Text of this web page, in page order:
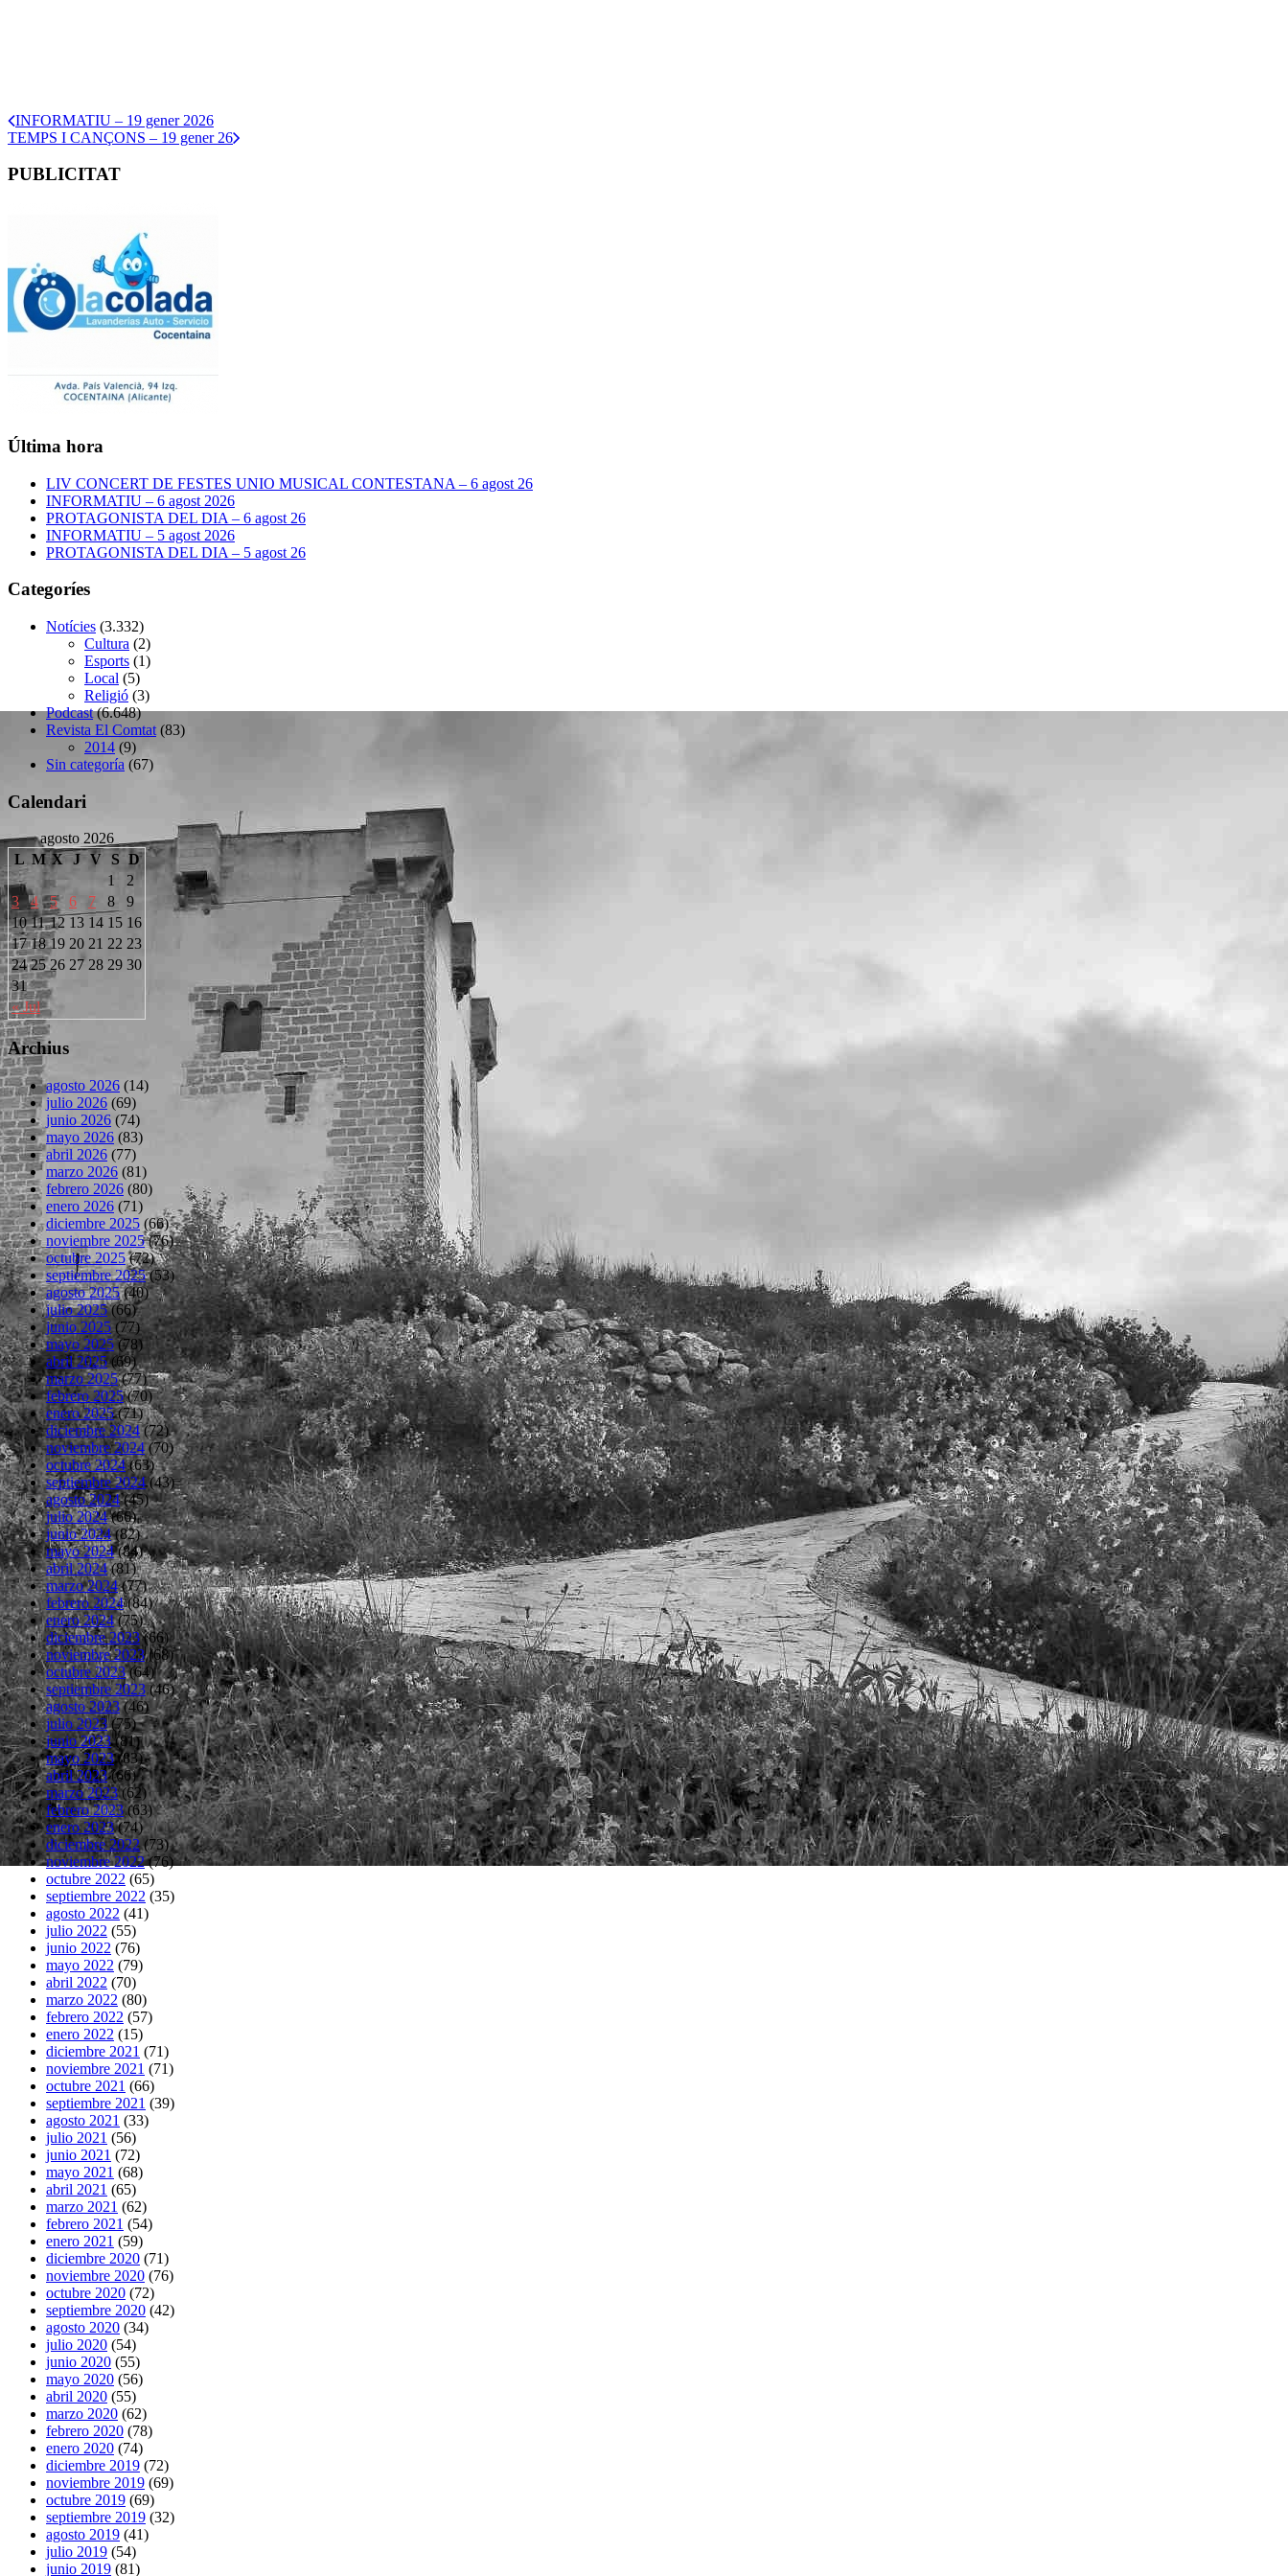
INFORMATIU – 19 gener 2026
TEMPS I CANÇONS – 19 gener 26
PUBLICITAT
Última hora
LIV CONCERT DE FESTES UNIO MUSICAL CONTESTANA – 6 agost 26
INFORMATIU – 6 agost 2026
PROTAGONISTA DEL DIA – 6 agost 26
INFORMATIU – 5 agost 2026
PROTAGONISTA DEL DIA – 5 agost 26
Categoríes
Notícies (3.332)
Cultura (2)
Esports (1)
Local (5)
Religió (3)
Podcast(6.648)
Revista El Comtat (83)
2014 (9)
Sin categoría (67)
Calendari
agosto 2026
L M X J V S D
« Jul
1
2
3
4 5 6 7 8
9
10 11 12 13 14 15 16
17 18 19 20 21 22 23
24 25 26 27 28 29 30
31
Archius
agosto 2026 (14)
julio 2026 (69)
junio 2026 (74)
mayo 2026 (83)
abril 2026 (77)
marzo 2026 (81)
febrero 2026 (80)
enero 2026 (71)
diciembre 2025 (66)
noviembre 2025(76)
octubre 2025(72)
septiembre 2025(53)
agosto 2025(40)
julio 2025(66)
junio 2025(77)
mayo 2025 (78)
abril 2025(69)
marzo 2025(77)
febrero 2025(70)
enero 2025(71)
diciembre 2024(72)
noviembre 2024(70)
octubre 2024(63)
septiembre 2024(43)
agosto 2024(45)
julio 2024(66)
junio 2024(82)
mayo 2024(84)
abril 2024(81)
marzo 2024(77)
febrero 2024(84)
enero 2024(75)
diciembre 2023(66)
noviembre 2023(68)
octubre 2023(64)
septiembre 2023(46)
agosto 2023(46)
julio 2023(75)
junio 2023(81)
mayo 2023(83)
abril 2023(66)
marzo 2023(62)
febrero 2023(63)
enero 2023(74)
diciembre 2022(73)
noviembre 2022(76)
octubre 2022 (65)
septiembre 2022 (35)
agosto 2022 (41)
julio 2022 (55)
junio 2022 (76)
mayo 2022 (79)
abril 2022 (70)
marzo 2022 (80)
febrero 2022 (57)
enero 2022 (15)
diciembre 2021 (71)
noviembre 2021 (71)
octubre 2021 (66)
septiembre 2021 (39)
agosto 2021 (33)
julio 2021 (56)
junio 2021 (72)
mayo 2021 (68)
abril 2021 (65)
marzo 2021 (62)
febrero 2021 (54)
enero 2021 (59)
diciembre 2020 (71)
noviembre 2020 (76)
octubre 2020 (72)
septiembre 2020 (42)
agosto 2020 (34)
julio 2020 (54)
junio 2020 (55)
mayo 2020 (56)
abril 2020 (55)
marzo 2020 (62)
febrero 2020 (78)
enero 2020 (74)
diciembre 2019 (72)
noviembre 2019 (69)
octubre 2019 (69)
septiembre 2019 (32)
agosto 2019 (41)
julio 2019 (54)
junio 2019 (81)